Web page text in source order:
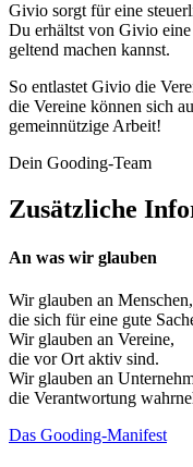
Givio sorgt für eine
Du erhältst von Givio
geltend machen kannst.
So entlastet Givio die
die Vereine können sich
gemeinnützige Arbeit!
Dein Gooding-Team
Zusätzliche
An was wir glauben
Wir glauben an Menschen,
die sich für eine gute
Wir glauben an Vereine,
die vor Ort aktiv sind.
Wir glauben an
die Verantwortung
Das Gooding-Manifest